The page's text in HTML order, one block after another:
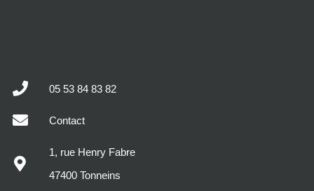
05 53 84 83 82
Contact
1, rue Henry Fabre
47400 Tonneins